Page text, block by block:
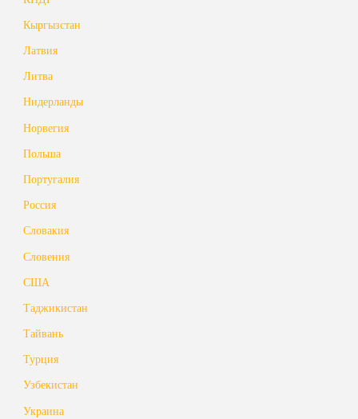
Кыргызстан
Латвия
Литва
Нидерланды
Норвегия
Польша
Португалия
Россия
Словакия
Словения
США
Таджикистан
Тайвань
Турция
Узбекистан
Украина